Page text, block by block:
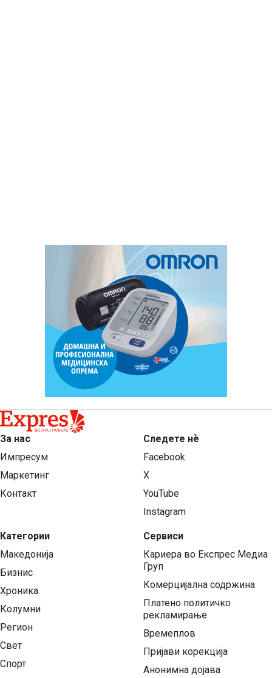
За нас
Импресум
Маркетинг
Контакт
Категории
Македонија
Бизнис
Хроника
Колумни
Регион
Свет
Спорт
Следете нѐ
Facebook
X
YouTube
Instagram
Сервиси
Кариера во Експрес Медиа
Груп
Комерцијална содржина
Платено политичко
рекламирање
Времеплов
Пријави корекција
Анонимна дојава